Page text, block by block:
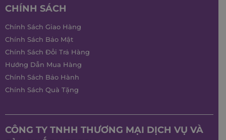
CHÍNH SÁCH
Chính Sách Giao Hàng
Chính Sách Bảo Mật
Chính Sách Đổi Trả Hàng
Hướng Dẫn Mua Hàng
Chính Sách Bảo Hành
Chính Sách Quà Tặng
CÔNG TY TNHH THƯƠNG MẠI DỊCH VỤ VÀ